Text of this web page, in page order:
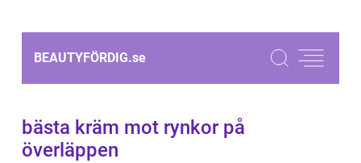
BEAUTYFÖRDIG.se
bästa kräm mot rynkor på
överläppen